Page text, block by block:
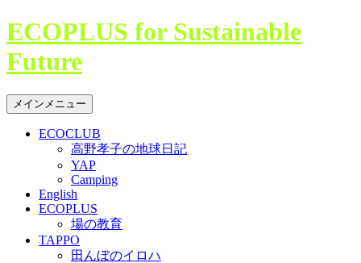
コ
ン
テ
ン
ツ
へ
ECOPLUS for Sustainable
Future
検
索
メインメニュー
ECOCLUB
高野孝子の地球日記
YAP
Camping
English
ECOPLUS
場の教育
TAPPO
田んぼのイロハ